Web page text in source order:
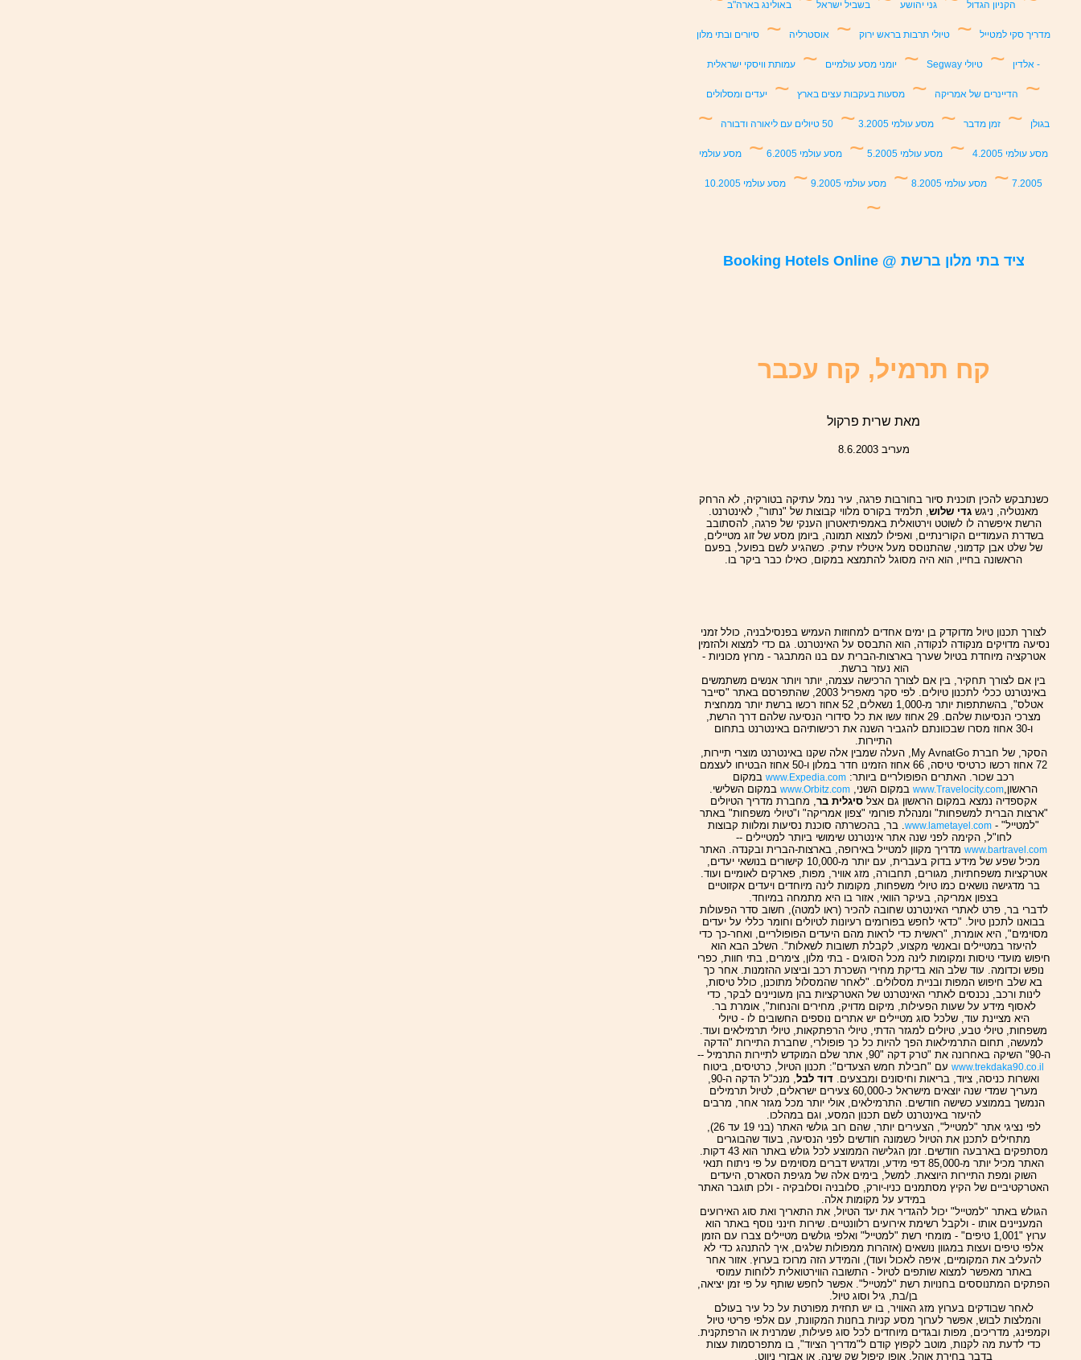
הקניון הגדול גני יהושע בשביל ישראל באולינג בארה"ב
מדריך סקי למטייל ~ טיולי תרבות בראש ירוק ~ אוסטרליה ~ סיורים ובתי מלון
- אלדין ~ טיולי Segway ~ יומני מסע עולמיים ~ עמותת וויסקי ישראלית
~ הדיינרים של אמריקה ~ מסעות בעקבות עצים בארץ ~ יעדים ומסלולים
בגולן ~זמן מדבר ~מסע עולמי 3.2005 ~50 טיולים עם ליאורה ודבורה ~
מסע עולמי 4.2005 ~ מסע עולמי 5.2005 ~ מסע עולמי 6.2005 ~ מסע עולמי
7.2005
~ מסע עולמי 8.2005 ~ מסע עולמי 9.2005 ~ מסע עולמי 10.2005
~
ציד בתי מלון ברשת @ Booking Hotels Online
קח תרמיל, קח עכבר
מאת שרית פרקול
מעריב 8.6.2003
כשנתבקש להכין תוכנית סיור בחורבות פרגה, עיר נמל עתיקה בטורקיה, לא הרחק
מאנטליה, ניגש גדי שלוש, תלמיד בקורס מלווי קבוצות של "נתור", לאינטרנט.
הרשת איפשרה לו לשוטט וירטואלית באמפיתיאטרון הענקי של פרגה, להסתובב
בשדרת העמודיים הקורינתיים, ואפילו למצוא תמונה, ביומן מסע של זוג מטיילים,
של שלט אבן קדמוני, שהתנוסס מעל איטליז עתיק. כשהגיע לשם בפועל, בפעם
הראשונה בחייו, הוא היה מסוגל להתמצא במקום, כאילו כבר ביקר בו.
לצורך תכנון טיול מדוקדק בן ימים אחדים למחוזות העמיש בפנסילבניה, כולל זמני
נסיעה מדויקים מנקודה לנקודה, הוא התבסס על האינטרנט. גם כדי למצוא ולהזמין
אטרקציה מיוחדת בטיול שערך בארצות-הברית עם בנו המתבגר - מרוץ מכוניות -
הוא נעזר ברשת.
בין אם לצורך תחקיר, בין אם לצורך הרכישה עצמה, יותר ויותר אנשים משתמשים
באינטרנט ככלי לתכנון טיולים. לפי סקר מאפריל 2003, שהתפרסם באתר "סייבר
אטלס", בהשתתפות יותר מ-1,000 נשאלים, 52 אחוז רכשו ברשת יותר ממחצית
מצרכי הנסיעות שלהם. 29 אחוז עשו את כל סידורי הנסיעה שלהם דרך הרשת,
ו-30 אחוז מסרו שבכוונתם להגביר השנה את רכישותיהם באינטרנט בתחום
התיירות.
הסקר, של חברת My AvnatGo, העלה שמבין אלה שקנו באינטרנט מוצרי תיירות,
72 אחוז רכשו כרטיסי טיסה, 66 אחוז הזמינו חדר במלון ו-50 אחוז הבטיחו לעצמם
רכב שכור. האתרים הפופולריים ביותר: www.Expedia.com במקום
הראשון,www.Travelocity.com במקום השני, www.Orbitz.com במקום השלישי.
אקספדיה נמצא במקום הראשון גם אצל סיגלית בר, מחברת מדריך הטיולים
"ארצות הברית למשפחות" ומנהלת פורומי "צפון אמריקה" ו"טיולי משפחות" באתר
"למטייל" - www.lametayel.com. בר, בהכשרתה סוכנת נסיעות ומלוות קבוצות
לחו"ל, הקימה לפני שנה אתר אינטרנט שימושי ביותר למטיילים --
www.bartravel.com מדריך מקוון למטייל באירופה, בארצות-הברית ובקנדה. האתר
מכיל שפע של מידע בדוק בעברית, עם יותר מ-10,000 קישורים בנושאי יעדים,
אטרקציות משפחתיות, מגורים, תחבורה, מזג אוויר, מפות, פארקים לאומיים ועוד.
בר מדגישה נושאים כמו טיולי משפחות, מקומות לינה מיוחדים ויעדים אקזוטיים
בצפון אמריקה, בעיקר הוואי, אזור בו היא מתמחה במיוחד.
לדברי בר, פרט לאתרי האינטרנט שחובה להכיר (ראו למטה), חשוב סדר הפעולות
בבואנו לתכנן טיול. "כדאי לחפש בפורומים רעיונות לטיולים וחומר כללי על יעדים
מסוימים", היא אומרת, "ראשית כדי לראות מהם היעדים הפופולריים, ואחר-כך כדי
להיעזר במטיילים ובאנשי מקצוע, לקבלת תשובות לשאלות". השלב הבא הוא
חיפוש מועדי טיסות ומקומות לינה מכל הסוגים - בתי מלון, צימרים, בתי חוות, כפרי
נופש וכדומה. עוד שלב הוא בדיקת מחירי השכרת רכב וביצוע ההזמנות. אחר כך
בא שלב חיפוש המפות ובניית מסלולים. "לאחר שהמסלול מתוכנן, כולל טיסות,
לינות ורכב, נכנסים לאתרי האינטרנט של האטרקציות בהן מעוניינים לבקר, כדי
לאסוף מידע על שעות הפעילות, מיקום מדויק, מחירים והנחות", אומרת בר.
היא מציינת עוד, שלכל סוג מטיילים יש אתרים נוספים החשובים לו - טיולי
משפחות, טיולי טבע, טיולים למגזר הדתי, טיולי הרפתקאות, טיולי תרמילאים ועוד.
למעשה, תחום התרמילאות הפך להיות כל כך פופולרי, שחברת התיירות "הדקה
ה-90" השיקה באחרונה את "טרק דקה "90, אתר שלם המוקדש לתיירות התרמיל --
www.trekdaka90.co.il עם "חבילת חמש הצעדים": תכנון הטיול, כרטיסים, ביטוח
ואשרות כניסה, ציוד, בריאות וחיסונים ומבצעים. דוד לבל
, מנכ"ל הדקה ה-90,
מעריך שמדי שנה יוצאים מישראל כ-60,000 צעירים ישראלים, לטיול תרמילים
הנמשך בממוצע כשישה חודשים. התרמילאים, אולי יותר מכל מגזר אחר, מרבים
להיעזר באינטרנט לשם תכנון המסע, וגם במהלכו.
לפי נציגי אתר "למטייל", הצעירים יותר, שהם רוב גולשי האתר (בני 19 עד 26),
מתחילים לתכנן את הטיול כשמונה חודשים לפני הנסיעה, בעוד שהבוגרים
מסתפקים בארבעה חודשים. זמן הגלישה הממוצע לכל גולש באתר הוא 43 דקות.
האתר מכיל יותר מ-85,000 דפי מידע, ומדגיש דברים מסוימים על פי ניתוח תנאי
השוק ומפת התיירות היוצאת. למשל, בימים אלה של מגיפת הסארס, היעדים
האטרקטיביים של הקיץ מסתמנים כניו-יורק, סלובניה וסלובקיה - ולכן תוגבר האתר
במידע על מקומות אלה.
הגולש באתר "למטייל" יכול להגדיר את יעד הטיול, את התאריך ואת סוג האירועים
המעניינים אותו - ולקבל רשימת אירועים רלוונטיים. שירות חינני נוסף באתר הוא
ערוץ "1,001 טיפים" - מומחי רשת "למטייל" ואלפי גולשים מטיילים צברו עם הזמן
אלפי טיפים ועצות במגוון נושאים (אזהרות ממפולות שלגים, איך להתנהג כדי לא
להעליב את המקומיים, איפה לאכול ועוד), והמידע הזה מרוכז בערוץ. אזור אחר
באתר מאפשר למצוא שותפים לטיול - התשובה הווירטואלית ללוחות עמוסי
הפתקים המתנוססים בחנויות רשת "למטייל". אפשר לחפש שותף על פי זמן יציאה,
בן/בת, גיל וסוג טיול.
לאחר שבודקים בערוץ מזג האוויר, בו יש תחזית מפורטת על כל עיר בעולם
והמלצות לבוש, אפשר לערוך מסע קניות בחנות המקוונת, עם אלפי פריטי טיול
וקמפינג, מדריכים, מפות ובגדים מיוחדים לכל סוג פעילות, שמרנית או הרפתקנית.
כדי לדעת מה לקנות, מוטב לקפוץ קודם ל"מדריך הציוד", בו מתפרסמות עצות
בדבר בחירת אוהל, אופן קיפול שק שינה, או אבזרי ניווט.